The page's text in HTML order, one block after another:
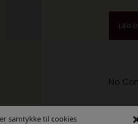
samtykke til cookies
No